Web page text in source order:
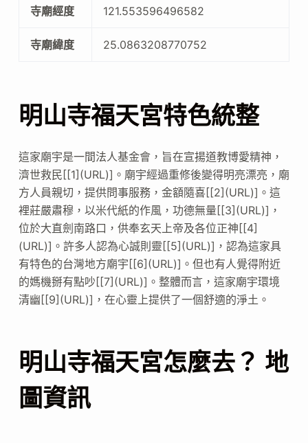
寺廟經度 121.553596496582
寺廟緯度 25.0863208770752
明山寺福天宮特色統整
這家廟宇是一間法人基金會，旨在宣揚道教博愛精神，
濟世救民[[1](URL)]。廟宇經過重修後變得明亮漂亮，廟
方人員親切，提供問事服務，金額隨喜[[2](URL)]。這
裡莊嚴肅穆，以米代紙的作風，功德無量[[3](URL)]，
位於大直劍南路口，供奉玄天上帝及各位正神[[4]
(URL)]。許多人認為心誠則靈[[5](URL)]，認為這家具
有特色的台灣地方廟宇[[6](URL)]。但也有人覺得附近
的媽機掰有點吵[[7](URL)]。整體而言，這家廟宇環境
清幽[[9](URL)]，在心靈上提供了一個舒適的淨土。
明山寺福天宮怎麼去？ 地
圖資訊